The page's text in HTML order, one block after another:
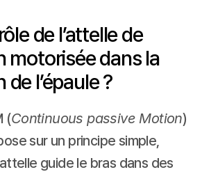
de l’attelle de
motorisée dans la
l’épaule ?
(Continuous passive Motion)
sur un principe simple,
guide le bras dans des